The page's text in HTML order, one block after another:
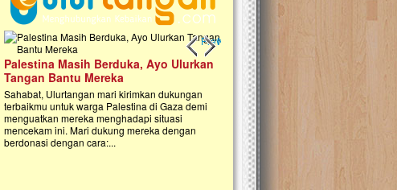
Previous slide
Next slide
Palestina Masih Berduka, Ayo Ulurkan
Tangan Bantu Mereka
Sahabat, Ulurtangan mari kirimkan dukungan
terbaikmu untuk warga Palestina di Gaza demi
menguatkan mereka menghadapi situasi
mencekam ini. Mari dukung mereka dengan
berdonasi dengan cara:...
Open Donasi Wakaf
Rumah Qur'an & TK Islam
Najjah di Jonggol
Saat ini, Ulurtangan bersama Yayasan
Najjahtul Islam Jonggol sedang merintis
pembangunan Rumah Qur’an dan
kanak Islam Terpadu (TKIT) An Najjah
Gedung Majelis Taklim di Jonggol,...